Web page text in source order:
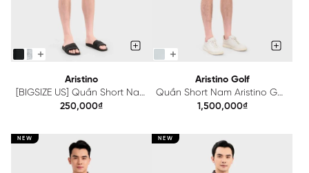
Aristino
[BIGSIZE US] Quần Short Nam
Aristino Regular Fit
250,000₫
Aristino Golf
Quần Short Nam Aristino Golf
Fit ASOG01AAH2
1,500,000₫
NEW NEW